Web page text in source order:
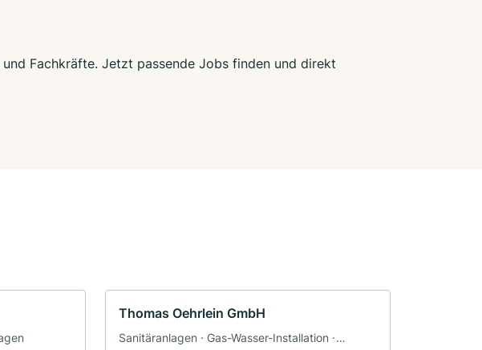
Fachkräfte. Jetzt passende Jobs finden und direkt
Thomas Oehrlein GmbH
Sanitäranlagen · Gas-Wasser-Installation ·